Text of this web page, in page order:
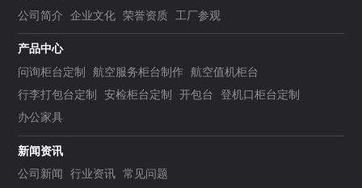
公司简介
企业文化 荣誉资质 工厂参观
产品中心
问询柜台定制
航空服务柜台制作 航空值机柜台
行李打包台定制
安检柜台定制 开包台
登机口柜台定制
办公家具
新闻资讯
公司新闻
行业资讯 常见问题